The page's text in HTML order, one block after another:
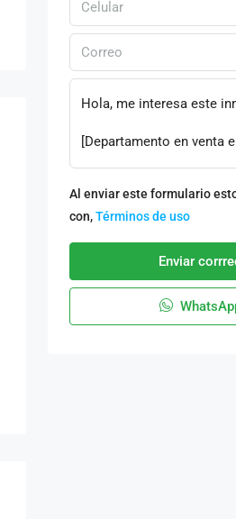
Al enviar este formulario
con,Términos de uso
Enviar